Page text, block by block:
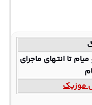
تا انتهای ماجرای